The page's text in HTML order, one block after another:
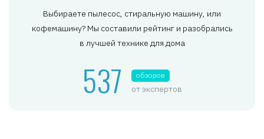
Выбираете пылесос, стиральную машину, или
кофемашину? Мы составили рейтинг и разобрались
в лучшей технике для дома
537 обзоров
от экспертов